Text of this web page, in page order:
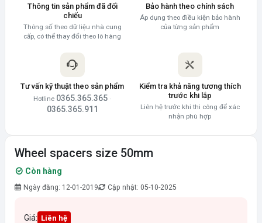
Thông tin sản phẩm đã đối
chiếu
Thông số theo dữ liệu nhà cung
cấp, có thể thay đổi theo lô hàng
Bảo hành theo chính sách
Áp dụng theo điều kiện bảo hành
của từng sản phẩm
Tư vấn kỹ thuật theo sản phẩm
Hotline 0365.365.365 ·
0365.365.911
Kiểm tra khả năng tương thích
trước khi lắp
Liên hệ trước khi thi công để xác
nhận phù hợp
Wheel spacers size 50mm
Còn hàng
Ngày đăng: 12-01-2019 Cập nhật: 05-10-2025
Giá: Liên hệ